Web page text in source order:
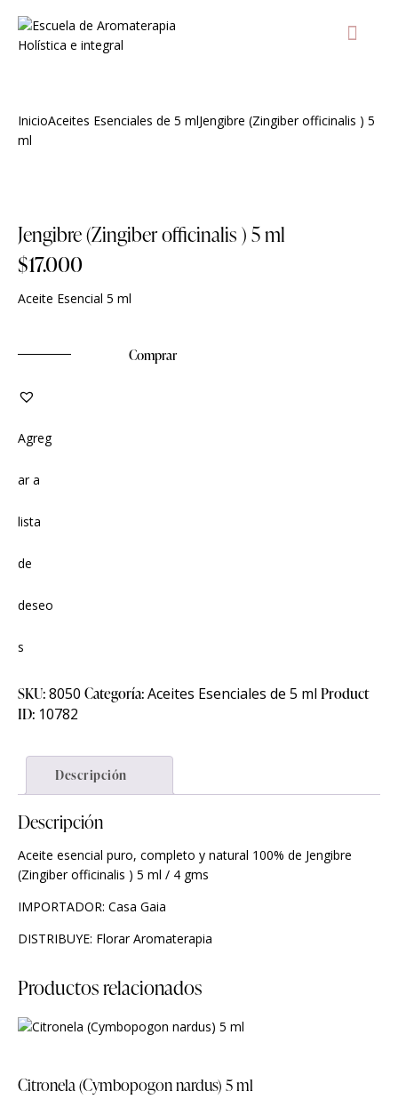
InicioAceites Esenciales de 5 mlJengibre (Zingiber officinalis ) 5
ml
Jengibre (Zingiber officinalis ) 5 ml
$17.000
Aceite Esencial 5 ml
Comprar
Agreg
ar a
lista
de
deseo
s
SKU:8050 Categoría:Aceites Esenciales de 5 ml Product
ID: 10782
Descripción
Descripción
Aceite esencial puro, completo y natural 100% de Jengibre
(Zingiber officinalis ) 5 ml / 4 gms
IMPORTADOR: Casa Gaia
DISTRIBUYE: Florar Aromaterapia
Productos relacionados
Citronela (Cymbopogon nardus) 5 ml